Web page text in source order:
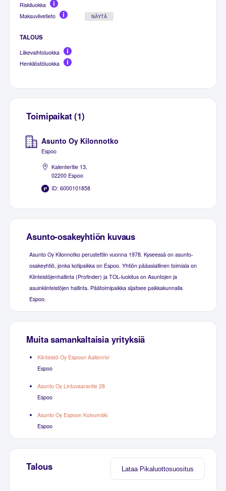
Riskiluokka
Maksuviivetieto
NÄYTÄ
TALOUS
Liikevaihtoluokka
Henkilöstöluokka
Toimipaikat (1)
Asunto Oy Kilonnotko
Espoo
Kalenteritie 13,
02200 Espoo
ID: 6000101858
Asunto-osakeyhtiön kuvaus
Asunto Oy Kilonnotko perustettiin vuonna 1978. Kyseessä on asunto-
osakeyhtiö, jonka kotipaikka on Espoo. Yhtiön pääasiallinen toimiala on
Kiinteistöjenhallinta (Profinder) ja TOL-luokitus on Asuntojen ja
asuinkiinteistöjen hallinta. Päätoimipaikka sijaitsee paikkakunnalla
Espoo.
Muita samankaltaisia yrityksiä
Kiinteistö Oy Espoon Aallonrivi
Espoo
Asunto Oy Lintuvaarantie 28
Espoo
Asunto Oy Espoon Koivumäki
Espoo
Lataa Pikaluottosuositus
Talous